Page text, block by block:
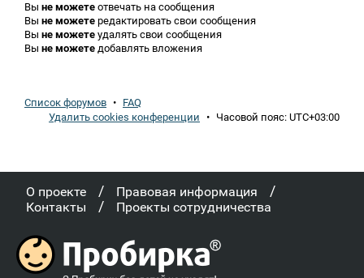
Вы не можете отвечать на сообщения
Вы не можете редактировать свои сообщения
Вы не можете удалять свои сообщения
Вы не можете добавлять вложения
Список форумов • FAQ
Удалить cookies конференции • Часовой пояс: UTC+03:00
О проекте / Правовая информация /
Контакты / Проекты сотрудничества